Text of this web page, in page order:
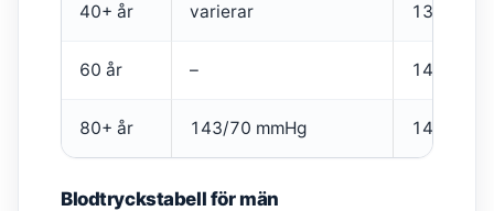
40+ år varierar 130/85
60 år – 140/90
80+ år 143/70 mmHg 140/90
Blodtryckstabell för män